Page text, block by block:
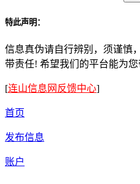
特此声明：
信息真伪请自行辨别，须谨慎
带责任! 希望我们的平台能为您
[连山信息网反馈中心]
首页
发布信息
账户